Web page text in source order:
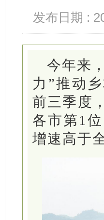
发布日期 :
今年来
力”推动
前三季度
各市第1
增速高于